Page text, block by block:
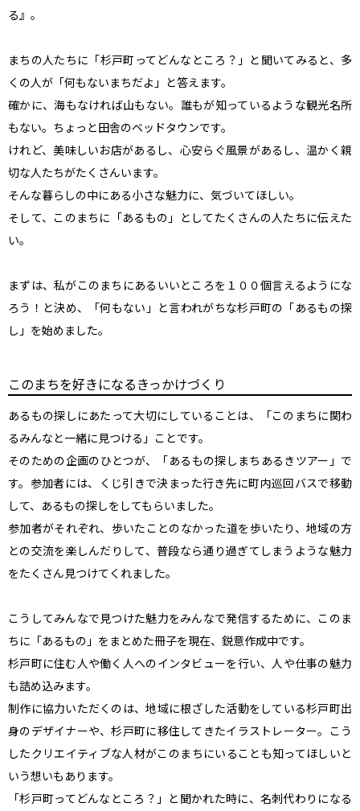
る』。
まちの人たちに「杉戸町ってどんなところ？」と聞いてみると、多
くの人が「何もないまちだよ」と答えます。
確かに、海もなければ山もない。誰もが知っているような観光名所
もない。ちょっと田舎のベッドタウンです。
けれど、美味しいお店があるし、心安らぐ風景があるし、温かく親
切な人たちがたくさんいます。
そんな暮らしの中にある小さな魅力に、気づいてほしい。
そして、このまちに「あるもの」としてたくさんの人たちに伝えた
い。
まずは、私がこのまちにあるいいところを１００個言えるようにな
ろう！と決め、「何もない」と言われがちな杉戸町の「あるもの探
し」を始めました。
このまちを好きになるきっかけづくり
あるもの探しにあたって大切にしていることは、「このまちに関わ
るみんなと一緒に見つける」ことです。
そのための企画のひとつが、「あるもの探しまちあるきツアー」で
す。参加者には、くじ引きで決まった行き先に町内巡回バスで移動
して、あるもの探しをしてもらいました。
参加者がそれぞれ、歩いたことのなかった道を歩いたり、地域の方
との交流を楽しんだりして、普段なら通り過ぎてしまうような魅力
をたくさん見つけてくれました。
こうしてみんなで見つけた魅力をみんなで発信するために、このま
ちに「あるもの」をまとめた冊子を現在、鋭意作成中です。
杉戸町に住む人や働く人へのインタビューを行い、人や仕事の魅力
も詰め込みます。
制作に協力いただくのは、地域に根ざした活動をしている杉戸町出
身のデザイナーや、杉戸町に移住してきたイラストレーター。こう
したクリエイティブな人材がこのまちにいることも知ってほしいと
いう想いもあります。
「杉戸町ってどんなところ？」と聞かれた時に、名刺代わりになる